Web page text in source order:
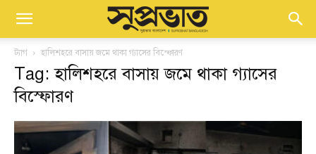
ট্যাগ হালিশহরে বাসায় জমে থাকা গ্যাসের বিস্ফোরণ
Tag: হালিশহরে বাসায় জমে থাকা গ্যাসের
বিস্ফোরণ